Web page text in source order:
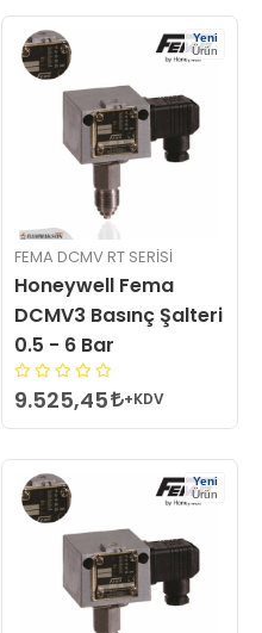
Yeni
Ürün
FEMA DCMV RT SERİSİ
Honeywell Fema
DCMV3 Basınç Şalteri
0.5 - 6 Bar
9.525,45 +KDV
Yeni
Ürün